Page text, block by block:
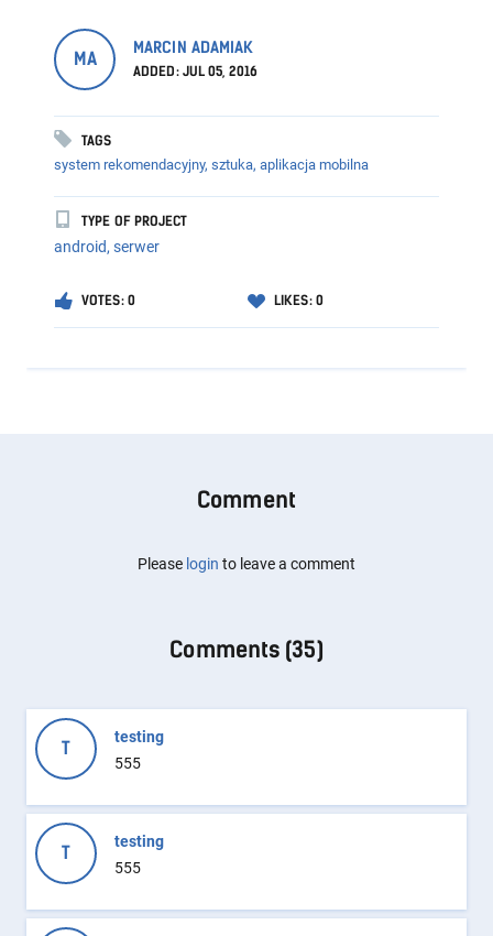
MA
MARCIN ADAMIAK
ADDED: JUL 05, 2016
TAGS
system rekomendacyjny, sztuka, aplikacja mobilna
TYPE OF PROJECT
android, serwer
VOTES: 0 LIKES: 0
Comment
Please login to leave a comment
Comments (35)
T
testing
555
T
testing
555